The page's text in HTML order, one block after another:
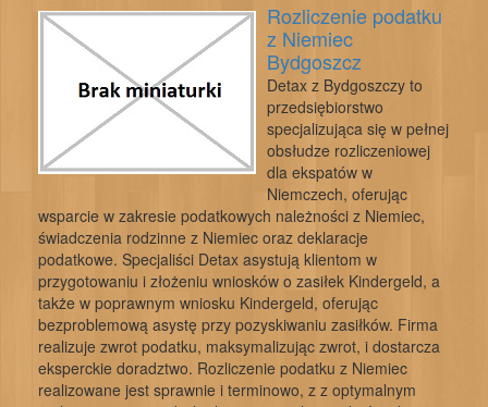
Rozliczenie podatku
z Niemiec
Bydgoszcz
Detax z Bydgoszczy to
przedsiębiorstwo
specjalizująca się w pełnej
obsłudze rozliczeniowej
dla ekspatów w
Niemczech, oferując
wsparcie w zakresie podatkowych należności z Niemiec,
świadczenia rodzinne z Niemiec oraz deklaracje
podatkowe. Specjaliści Detax asystują klientom w
przygotowaniu i złożeniu wniosków o zasiłek Kindergeld, a
także w poprawnym wniosku Kindergeld, oferując
bezproblemową asystę przy pozyskiwaniu zasiłków. Firma
realizuje zwrot podatku, maksymalizując zwrot, i dostarcza
eksperckie doradztwo. Rozliczenie podatku z Niemiec
realizowane jest sprawnie i terminowo, z z optymalnym